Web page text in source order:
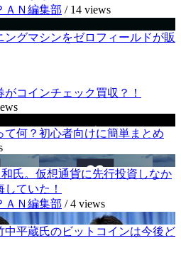
ＡＮ編集部 / 14 views
ングマシンをゼロフィールドが販
コインチェック買収？！
て何？初心者向けに簡単まとめ
氏。仮想通貨に先行投資しなか
ていた！
ＡＮ編集部 /4 views
中平蔵氏のビットコインは今後ど